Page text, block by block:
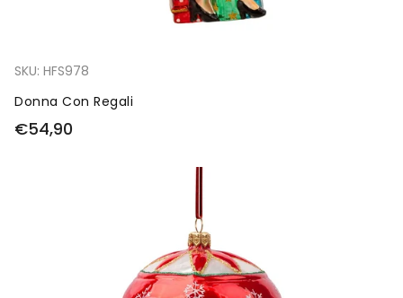
SKU: HFS978
Donna Con Regali
€54,90